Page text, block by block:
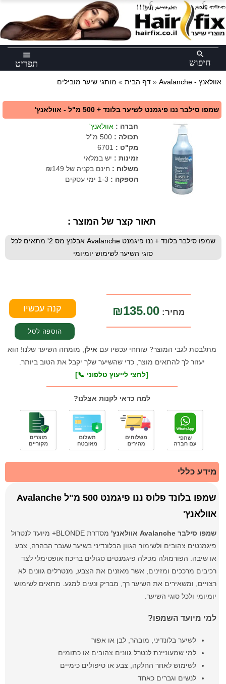
menu
תפריט
search
חיפוש
דף הבית » מותגי שיער מובילים » Avalanche - אוולאנץ
שמפו סילבר ננו פיגמנט לשיער בלונד + 500 מ"ל - אוולאנץ'
חברה : אוולאנץ'
תכולה : 500 מ''ל
מק"ט :
6701
זמינות : יש במלאי
משלוח : חינם בקניה של ₪149
הספקה : 1-3 ימי עסקים
תאור קצר של המוצר :
שמפו סילבר בלונד + ננו פיגמנט Avalanche אבלנץ מס 2' מתאים לכל
סוגי השיער לשימוש יומיומי
מחיר: ₪135.00
מתלבטת לגבי המוצר? שוחחי עכשיו עם אילן , מומחה השיער שלנו! הוא
יעזור לך להתאים מוצר, כדי שהשיער שלך יקבל את הטוב ביותר.
[לחצי לייעוץ טלפוני 📞]
למה כדאי לקנות אצלנו?
מידע כללי
שמפו בלונד פלוס ננו פיגמנט 500 מ"ל Avalanche
אוולאנץ'
שמפו סילבר Avalanche אוולאנץ'
מסדרת BLONDE+ מיועד לנטרול
פיגמנטים צהובים ולשימור הגוון הבלונדיני בשיער שעבר הבהרה, צבע
או שיבה. הפורמולה מכילה פיגמנטים סגולים בריכוז אופטימלי לצד
רכיבים מרככים ומזינים, אשר מאזנים את הצבע, מנטרלים גוונים לא
רצויים, ומשאירים את השיער רך, מבריק ונעים למגע. מתאים לשימוש
יומיומי ולכל סוגי השיער.
למי מיועד השמפו?
לשיער בלונדיני, מובהר, לבן או אפור
למי שמעוניינת לנטרל גוונים צהובים או כתומים
לשימוש לאחר החלקה, צבע או טיפולים כימיים
לנשים וגברים כאחד
×